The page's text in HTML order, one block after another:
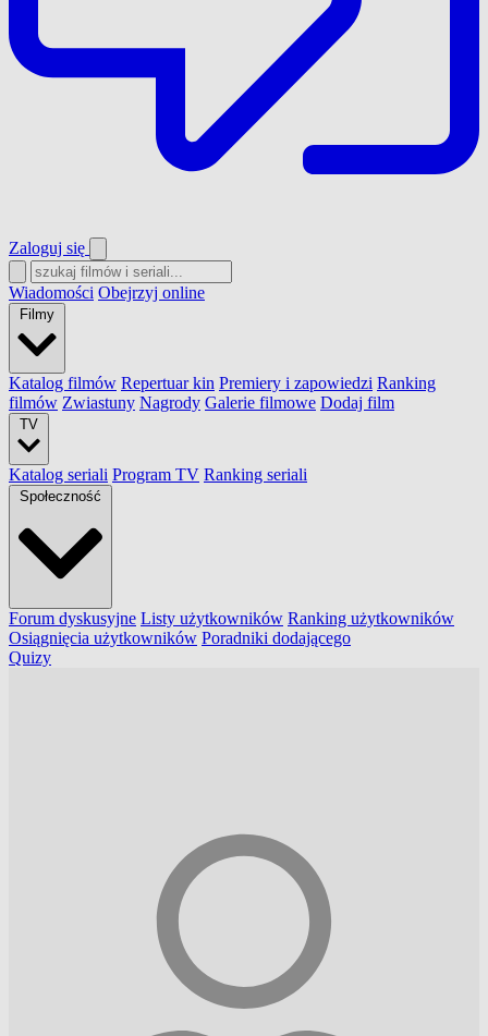
Zaloguj się
Wiadomości Obejrzyj online
Filmy
Katalog filmów Repertuar kin Premiery i zapowiedzi Ranking
filmów Zwiastuny Nagrody Galerie filmowe Dodaj film
TV
Katalog seriali Program TV Ranking seriali
Społeczność
Forum dyskusyjne Listy użytkowników Ranking użytkowników
Osiągnięcia użytkowników Poradniki dodającego
Quizy